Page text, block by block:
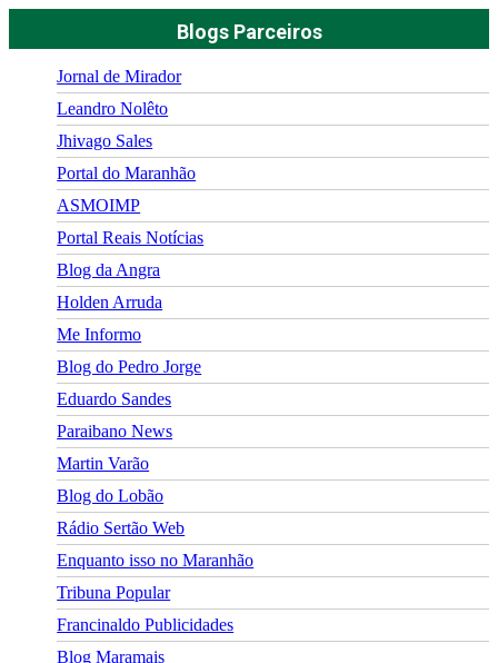
Blogs Parceiros
Jornal de Mirador
Leandro Nolêto
Jhivago Sales
Portal do Maranhão
ASMOIMP
Portal Reais Notí­cias
Blog da Angra
Holden Arruda
Me Informo
Blog do Pedro Jorge
Eduardo Sandes
Paraibano News
Martin Varão
Blog do Lobão
Rádio Sertão Web
Enquanto isso no Maranhão
Tribuna Popular
Francinaldo Publicidades
Blog Maramais